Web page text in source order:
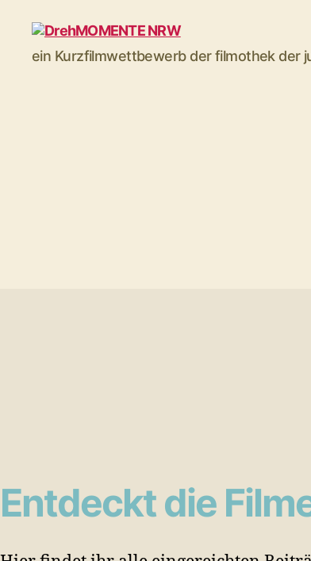
DrehMOMENTE
NRW
ein Kurzfilmwettbewerb der filmothek der
Entdeckt die